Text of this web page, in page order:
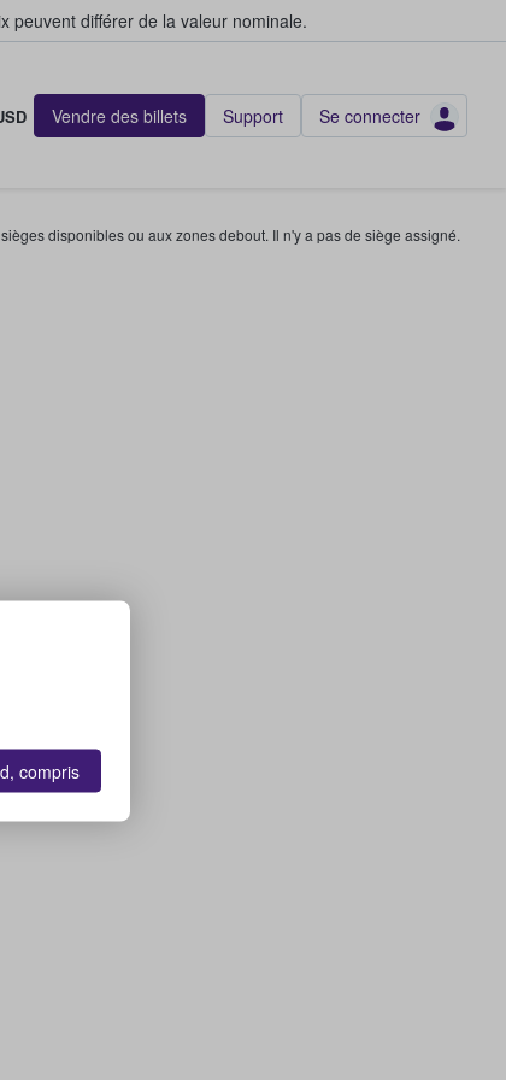
peuvent différer de la valeur nominale.
Vendre des billets Support Se connecter
disponibles ou aux zones debout. Il n'y a pas de siège assigné.
compris